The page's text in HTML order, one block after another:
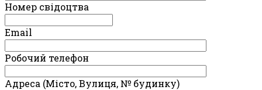
Номер свідоцтва
Email
Робочий телефон
Адреса (Місто, Вулиця, № будинку)